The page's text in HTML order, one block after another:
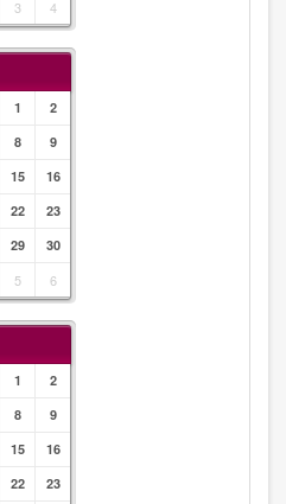
3 4
1
2
8
9
15
16
22
23
29
30
5 6
1
2
8
9
15
16
22
23